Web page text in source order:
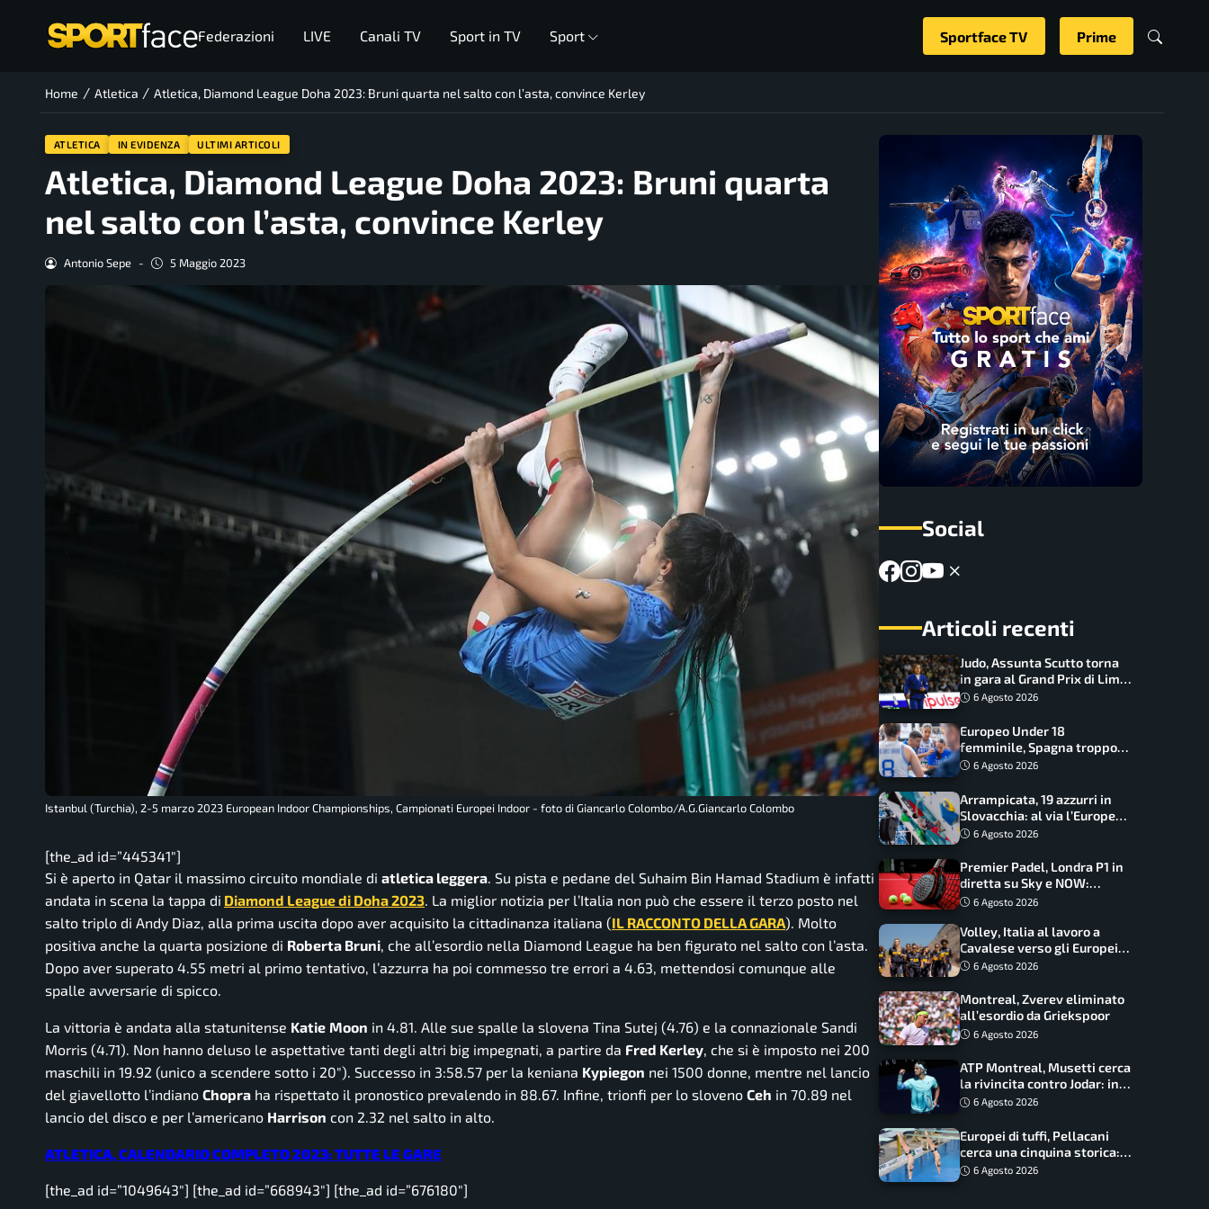
Federazioni LIVE Canali TV Sport in TV Sport Sportface TV Prime
Home / Atletica / Atletica, Diamond League Doha 2023: Bruni quarta nel salto con l’asta, convince Kerley
ATLETICA IN EVIDENZA ULTIMI ARTICOLI
Atletica, Diamond League Doha 2023: Bruni quarta
nel salto con l’asta, convince Kerley
Antonio Sepe - 5 Maggio 2023
Istanbul (Turchia), 2-5 marzo 2023 European Indoor Championships, Campionati Europei Indoor - foto di Giancarlo Colombo/A.G.Giancarlo Colombo
[the_ad id=”445341″]
Si è aperto in Qatar il massimo circuito mondiale di atletica leggera. Su pista e pedane del Suhaim Bin Hamad Stadium è infatti
andata in scena la tappa di Diamond League di Doha 2023. La miglior notizia per l’Italia non può che essere il terzo posto nel
salto triplo di Andy Diaz, alla prima uscita dopo aver acquisito la cittadinanza italiana (IL RACCONTO DELLA GARA). Molto
positiva anche la quarta posizione di Roberta Bruni, che all’esordio nella Diamond League ha ben figurato nel salto con l’asta.
Dopo aver superato 4.55 metri al primo tentativo, l’azzurra ha poi commesso tre errori a 4.63, mettendosi comunque alle
spalle avversarie di spicco.
La vittoria è andata alla statunitense Katie Moon in 4.81. Alle sue spalle la slovena Tina Sutej (4.76) e la connazionale Sandi
Morris (4.71). Non hanno deluso le aspettative tanti degli altri big impegnati, a partire da Fred Kerley, che si è imposto nei 200
maschili in 19.92 (unico a scendere sotto i 20″). Successo in 3:58.57 per la keniana Kypiegon nei 1500 donne, mentre nel lancio
del giavellotto l’indiano Chopra ha rispettato il pronostico prevalendo in 88.67. Infine, trionfi per lo sloveno Ceh in 70.89 nel
lancio del disco e per l’americano Harrison con 2.32 nel salto in alto.
ATLETICA, CALENDARIO COMPLETO 2023: TUTTE LE GARE
[the_ad id=”1049643″] [the_ad id=”668943″] [the_ad id=”676180″]
Social
Articoli recenti
Judo, Assunta Scutto torna
in gara al Grand Prix di Lima:
17 azzurri convocati
6 Agosto 2026
Europeo Under 18
femminile, Spagna troppo
forte: Italia battuta 95-41,
6 Agosto 2026
Arrampicata, 19 azzurri in
Slovacchia: al via l’Europe
Series Lead, tappa decisiva
6 Agosto 2026
Premier Padel, Londra P1 in
diretta su Sky e NOW:
programma, orari e
6 Agosto 2026
Volley, Italia al lavoro a
Cavalese verso gli Europei:
oggi allenamento aperto ai
6 Agosto 2026
Montreal, Zverev eliminato
all’esordio da Griekspoor
6 Agosto 2026
ATP Montreal, Musetti cerca
la rivincita contro Jodar: in
palio gli ottavi
6 Agosto 2026
Europei di tuffi, Pellacani
cerca una cinquina storica:
Conte e Wang sfidano la
6 Agosto 2026